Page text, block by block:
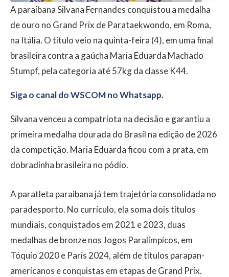
A paraibana Silvana Fernandes conquistou a medalha
de ouro no Grand Prix de Parataekwondo, em Roma,
na Itália. O título veio na quinta-feira (4), em uma final
brasileira contra a gaúcha Maria Eduarda Machado
Stumpf, pela categoria até 57kg da classe K44.
Siga o canal do WSCOM no Whatsapp.
Silvana venceu a compatriota na decisão e garantiu a
primeira medalha dourada do Brasil na edição de 2026
da competição. Maria Eduarda ficou com a prata, em
dobradinha brasileira no pódio.
A paratleta paraibana já tem trajetória consolidada no
paradesporto. No currículo, ela soma dois títulos
mundiais, conquistados em 2021 e 2023, duas
medalhas de bronze nos Jogos Paralímpicos, em
Tóquio 2020 e Paris 2024, além de títulos parapan-
americanos e conquistas em etapas de Grand Prix.